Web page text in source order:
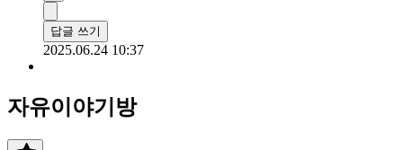
답글 쓰기
2025.06.24 10:37
자유이야기방